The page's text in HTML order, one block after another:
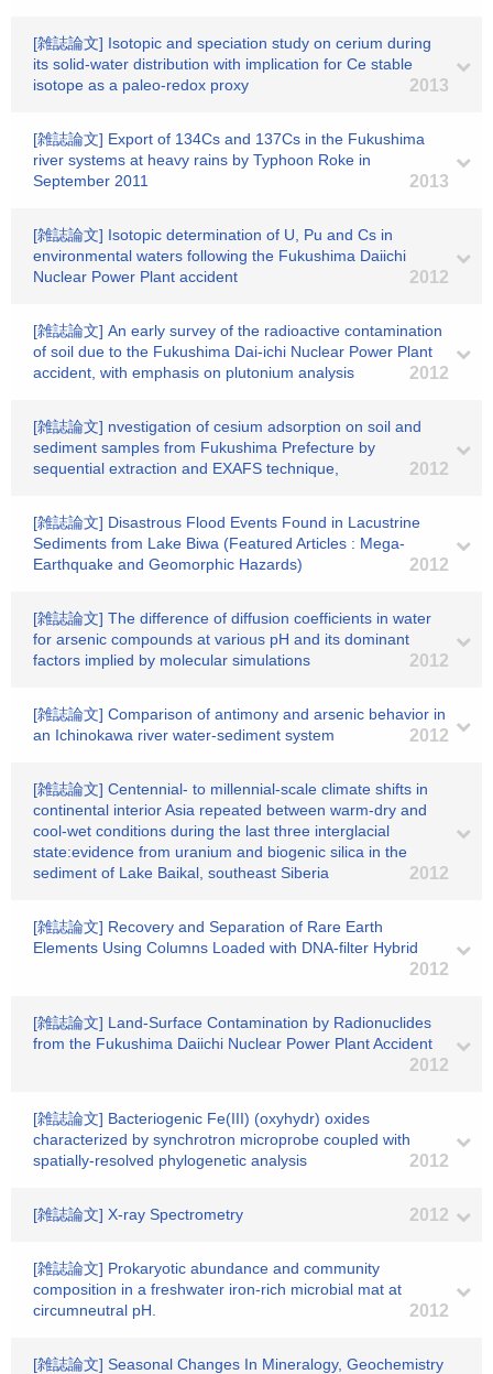
[雑誌論文] Isotopic and speciation study on cerium during
its solid-water distribution with implication for Ce stable
isotope as a paleo-redox proxy
2013
[雑誌論文] Export of 134Cs and 137Cs in the Fukushima
river systems at heavy rains by Typhoon Roke in
September 2011
2013
[雑誌論文] Isotopic determination of U, Pu and Cs in
environmental waters following the Fukushima Daiichi
Nuclear Power Plant accident
2012
[雑誌論文] An early survey of the radioactive contamination
of soil due to the Fukushima Dai-ichi Nuclear Power Plant
accident, with emphasis on plutonium analysis
2012
[雑誌論文] nvestigation of cesium adsorption on soil and
sediment samples from Fukushima Prefecture by
sequential extraction and EXAFS technique,
2012
[雑誌論文] Disastrous Flood Events Found in Lacustrine
Sediments from Lake Biwa (Featured Articles : Mega-
Earthquake and Geomorphic Hazards)
2012
[雑誌論文] The difference of diffusion coefficients in water
for arsenic compounds at various pH and its dominant
factors implied by molecular simulations
2012
[雑誌論文] Comparison of antimony and arsenic behavior in
an Ichinokawa river water-sediment system
2012
[雑誌論文] Centennial- to millennial-scale climate shifts in
continental interior Asia repeated between warm-dry and
cool-wet conditions during the last three interglacial
state:evidence from uranium and biogenic silica in the
sediment of Lake Baikal, southeast Siberia
2012
[雑誌論文] Recovery and Separation of Rare Earth
Elements Using Columns Loaded with DNA-filter Hybrid
2012
[雑誌論文] Land-Surface Contamination by Radionuclides
from the Fukushima Daiichi Nuclear Power Plant Accident
2012
[雑誌論文] Bacteriogenic Fe(III) (oxyhydr) oxides
characterized by synchrotron microprobe coupled with
spatially-resolved phylogenetic analysis
2012
[雑誌論文] X-ray Spectrometry 2012
[雑誌論文] Prokaryotic abundance and community
composition in a freshwater iron-rich microbial mat at
circumneutral pH.
2012
[雑誌論文] Seasonal Changes In Mineralogy, Geochemistry